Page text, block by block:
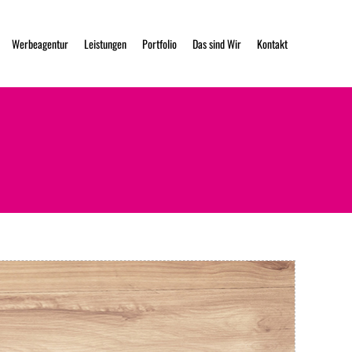
Werbeagentur Leistungen Portfolio Das sind Wir Kontakt